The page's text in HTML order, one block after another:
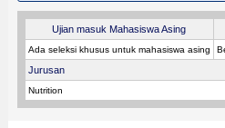
Ujian masuk Mahasiswa Asing
Ada seleksi khusus untuk mahasiswa asing
Jurusan
Nutrition